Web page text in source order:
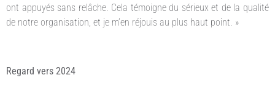
ont appuyés sans relâche. Cela témoigne du sérieux et de la qualité
de notre organisation, et je m’en réjouis au plus haut point. »
Regard vers 2024